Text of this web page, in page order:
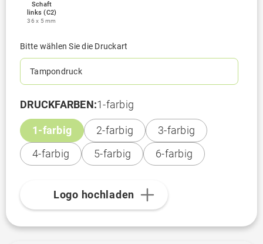
Schaft
links (C2)
36 x 5 mm
Bitte wählen Sie die Druckart
Tampondruck
DRUCKFARBEN:1-farbig
1-farbig 2-farbig
3-farbig
4-farbig
5-farbig 6-farbig
Logo hochladen